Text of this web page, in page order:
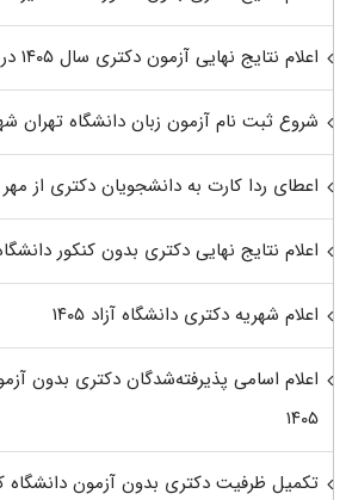
اعلام نتایج نهایی آزمون دکتری سال ۱۴۰۵ در اواخر مرداد
شروع ثبت نام آزمون زبان دانشگاه تهران
اعطای ردا کارت به دانشجویان دکتری از مهر ۱۴۰۵
اعلام نتایج نهایی دکتری بدون کنکور دانشگاه
اعلام شهریه دکتری دانشگاه آزاد ۱۴۰۵
اعلام اسامی پذیرفته‌شدگان دکتری بدون
۱۴۰۵
تکمیل ظرفیت دکتری بدون آزمون دانشگاه